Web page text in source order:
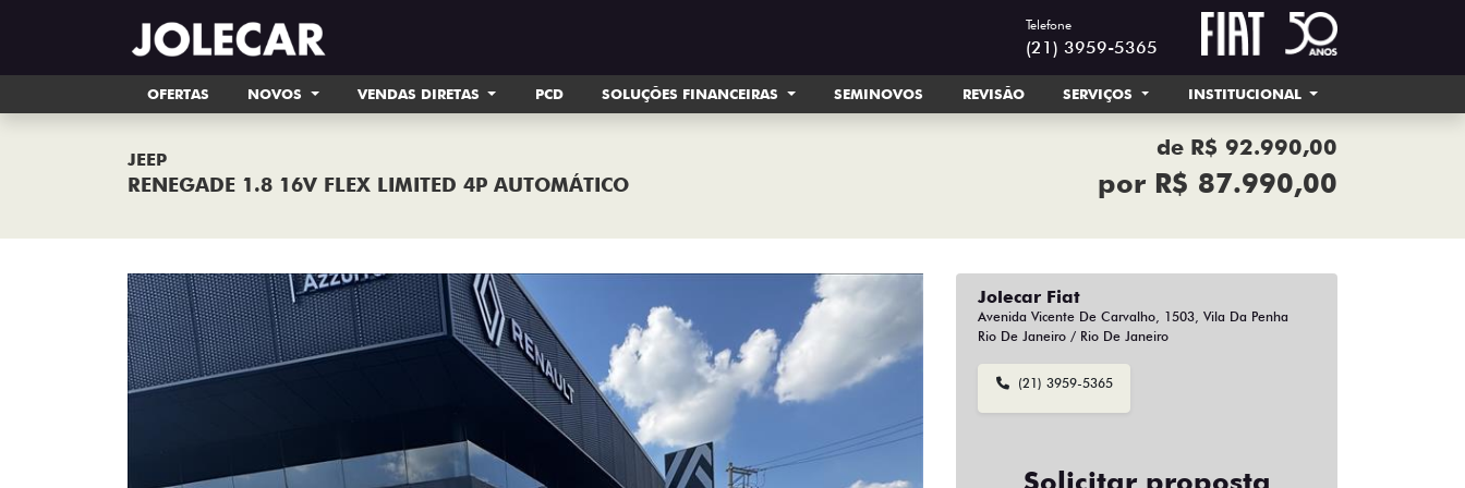
Telefone
(21) 3959-5365
OFERTAS NOVOS VENDAS DIRETAS PCD SOLUÇÕES FINANCEIRAS SEMINOVOS REVISÃO SERVIÇOS INSTITUCIONAL
JEEP
RENEGADE 1.8 16V FLEX LIMITED 4P AUTOMÁTICO
de R$ 92.990,00
por R$ 87.990,00
Jolecar Fiat
Avenida Vicente De Carvalho, 1503, Vila Da Penha
Rio De Janeiro / Rio De Janeiro
(21) 3959-5365
Solicitar proposta